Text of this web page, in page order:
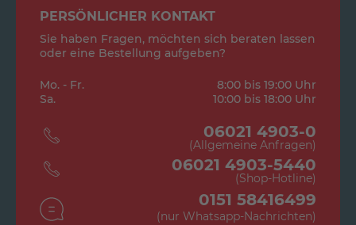
PERSÖNLICHER KONTAKT
Sie haben Fragen, möchten sich beraten lassen
oder eine Bestellung aufgeben?
Mo. - Fr.
8:00 bis 19:00 Uhr
Sa.
10:00 bis 18:00 Uhr
06021 4903-0
(Allgemeine Anfragen)
06021 4903-5440
(Shop-Hotline)
0151 58416499
(nur Whatsapp-Nachrichten)